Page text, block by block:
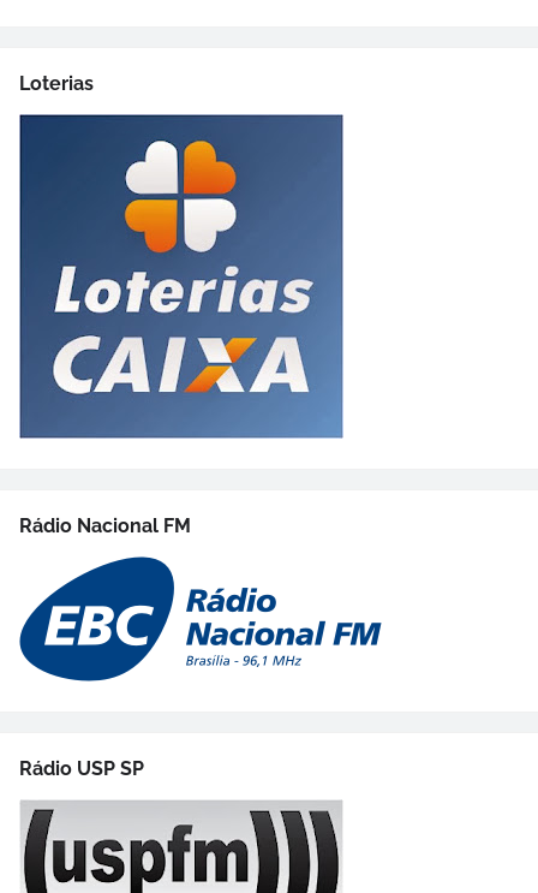
Loterias
Rádio Nacional FM
Rádio USP SP